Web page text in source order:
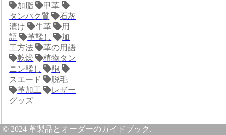
加脂
甲革
タンパク質
石灰
漬け
牛革
用
語
革鞣し
加
工方法
革の用語
乾燥
植物タン
ニン鞣し
鞄
スエード
脱毛
革加工
レザー
グッズ
© 2024 革製品とオーダーのガイドブック.